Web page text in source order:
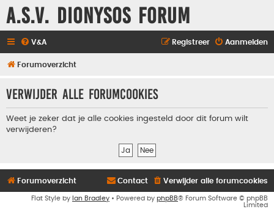
A.S.V. Dionysos Forum
V&A Aanmelden
Registreer
Forumoverzicht
Verwijder alle forumcookies
Weet je zeker dat je alle cookies ingesteld door dit forum wilt
verwijderen?
Forumoverzicht Verwijder alle forumcookies
Contact
Flat Style by Ian Bradley • Powered by phpBB® Forum Software © phpBB
Limited